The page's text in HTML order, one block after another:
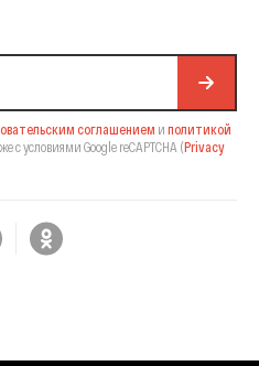
соглашением и политикой
с условиями Google reCAPTCHA (Privacy